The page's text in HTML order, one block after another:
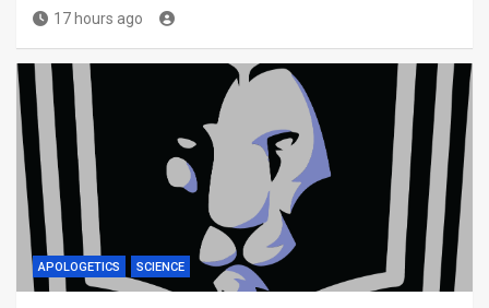
17 hours ago
APOLOGETICS SCIENCE